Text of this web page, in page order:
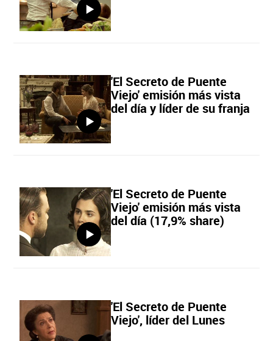
'El Secreto de Puente
Viejo' emisión más vista
del día y líder de su franja
'El Secreto de Puente
Viejo' emisión más vista
del día (17,9% share)
'El Secreto de Puente
Viejo', líder del Lunes